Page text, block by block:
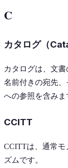
C
カタログ（
カタログは、文
名前付きの宛先
への参照を含みま
CCITT
CCITTは、通常モ
ズムです。